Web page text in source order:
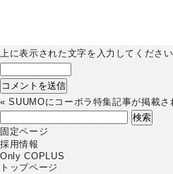
上に表示された文字を入力してください
«SUUMOにコーポラ特集記事が掲載さ
索:
固定ページ
採用情報
Only COPLUS
トップページ